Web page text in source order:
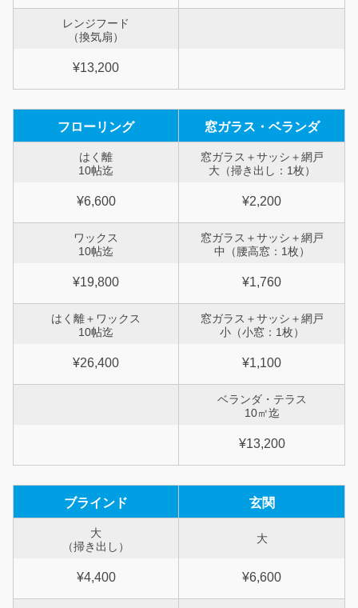
レンジフード
（換気扇）
¥13,200
フローリング 窓ガラス・ベランダ
はく離
10帖迄
¥6,600
窓ガラス＋サッシ＋網戸
大（掃き出し：1枚）
¥2,200
ワックス
10帖迄
¥19,800
窓ガラス＋サッシ＋網戸
中（腰高窓：1枚）
¥1,760
はく離＋ワックス
10帖迄
¥26,400
窓ガラス＋サッシ＋網戸
小（小窓：1枚）
¥1,100
ベランダ・テラス
10㎡迄
¥13,200
ブラインド 玄関
大
（掃き出し）
¥4,400
大
¥6,600